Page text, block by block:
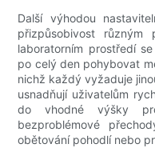
Další výhodou
přizpůsobivost
laboratorním prostředí
po celý den pohybovat
nichž každý vyžaduje
usnadňují uživatelům
do vhodné výšky
bezproblémové
obětování pohodlí nebo